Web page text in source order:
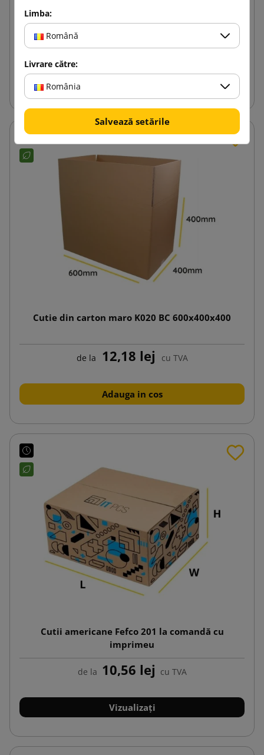
Cutie din carton maro K020 BC 600x400x400
de la 12,18 lej cu TVA
Adauga in cos
Cutii americane Fefco 201 la comandă cu
imprimeu
de la 10,56 lej cu TVA
Vizualizați
Limba:
Română
Livrare către:
România
Salvează setările